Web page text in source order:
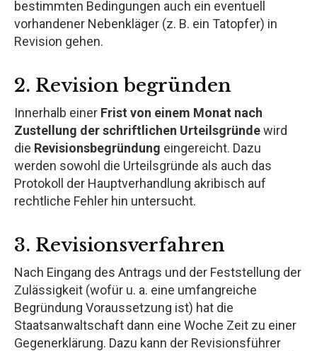
bestimmten Bedingungen auch ein eventuell
vorhandener Nebenkläger (z. B. ein Tatopfer) in
Revision gehen.
2. Revision begründen
Innerhalb einer Frist von einem Monat nach
Zustellung der schriftlichen Urteilsgründewird
die Revisionsbegründung eingereicht. Dazu
werden sowohl die Urteilsgründe als auch das
Protokoll der Hauptverhandlung akribisch auf
rechtliche Fehler hin untersucht.
3. Revisionsverfahren
Nach Eingang des Antrags und der Feststellung der
Zulässigkeit (wofür u. a. eine umfangreiche
Begründung Voraussetzung ist) hat die
Staatsanwaltschaft dann eine Woche Zeit zu einer
Gegenerklärung. Dazu kann der Revisionsführer